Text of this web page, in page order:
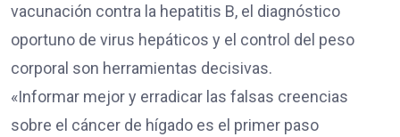
vacunación contra la hepatitis B, el diagnóstico
oportuno de virus hepáticos y el control del peso
corporal son herramientas decisivas.
«Informar mejor y erradicar las falsas creencias
sobre el cáncer de hígado es el primer paso